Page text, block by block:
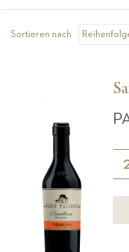
Sortieren nach